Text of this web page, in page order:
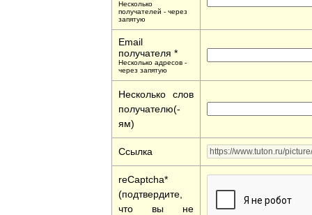
Несколько
получателей - через
запятую
Email
получателя *
Несколько адресов -
через запятую
Несколько слов
получателю(-
ям)
Ссылка
reCaptcha*
(подтвердите,
что вы не